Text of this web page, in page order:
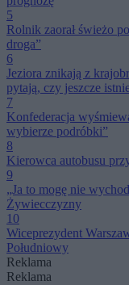
5
Rolnik zaorał świeżo
droga”
6
Jeziora znikają z
pytają, czy jeszcze
7
Konfederacja
wybierze podróbki”
8
Kierowca autobusu
9
„Ja to mogę nie
Żywiecczyzny
10
Wiceprezydent
Południowy
Reklama
Reklama